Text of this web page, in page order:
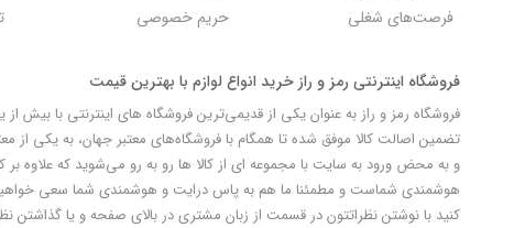
فرصت‌های شغلی
حریم خصوصی
فروشگاه اینترنتی رمز و راز خرید انواع لوازم با بهترین قیمت
تضمین اصالت کالا موفق شده تا همگام با فروشگاه‌های معتبر جهان، به یکی از
و به محض ورود به سایت با مجموعه ای از کالا ها رو به رو می‌شوید که علاوه بر
کنید با نوشتن نظراتتون در قسمت از زبان مشتری در بالای صفحه و یا گذاشتن